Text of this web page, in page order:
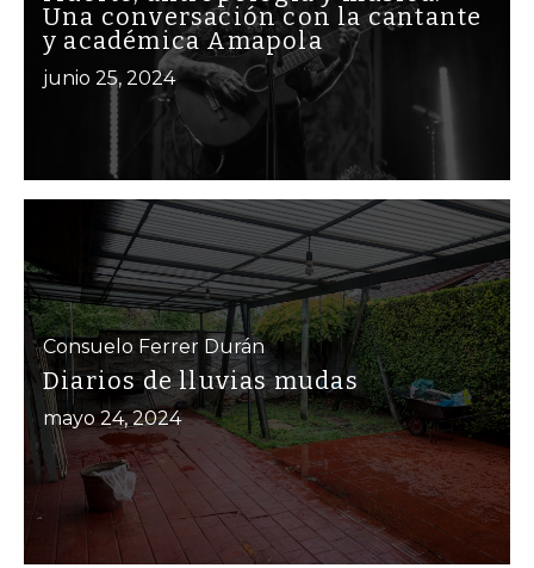
Una conversación con la cantante
y académica Amapola
junio 25, 2024
Consuelo Ferrer Durán
Diarios de lluvias mudas
mayo 24, 2024